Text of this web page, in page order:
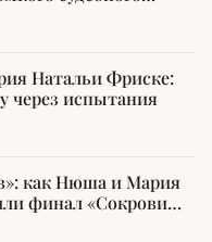
Натальи Фриске:
через испытания
как Нюша и Мария
финал «Сокровищ